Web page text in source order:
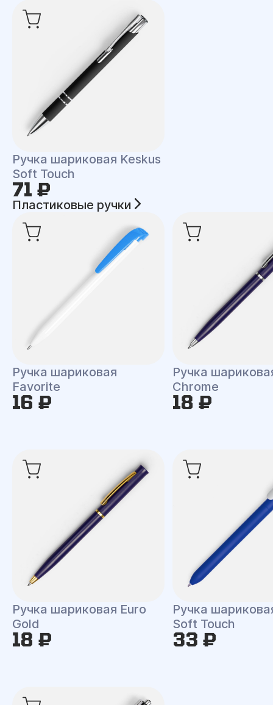
Ручка шариковая Keskus
Soft Touch
71 ₽
Пластиковые ручки
Ручка шариковая
Favorite
16 ₽
Ручка
Chrome
18 ₽
Ручка шариковая Euro
Gold
18 ₽
Ручка
Soft Touch
33 ₽